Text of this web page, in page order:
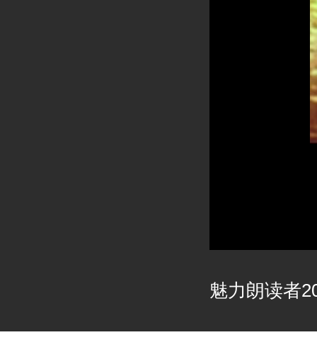
魅力朗读者